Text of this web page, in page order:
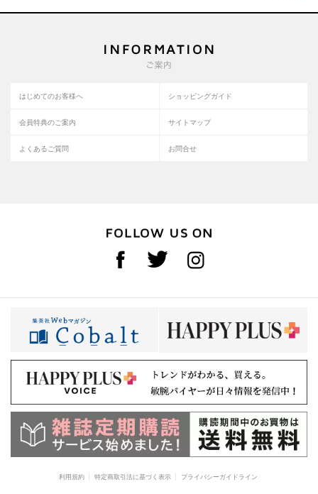
はじめてのお客様へ ショッピングガイド
会員特典のご案内 サイトマップ
よくあるご質問 お問合せ
利用規約 特定商取引法に基づく表示 プライバシーガイドライン